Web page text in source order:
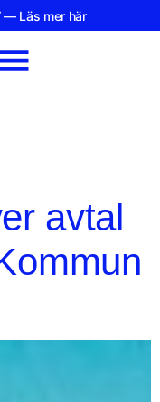
— Läs mer här
avtal